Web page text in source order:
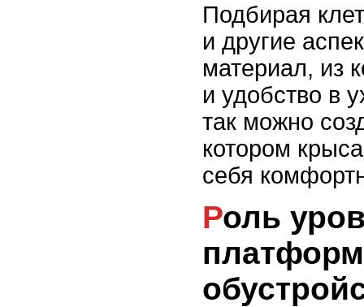
Подбирая
и другие
материал, из
и удобство в
так можно
котором
себя
Роль уровней и